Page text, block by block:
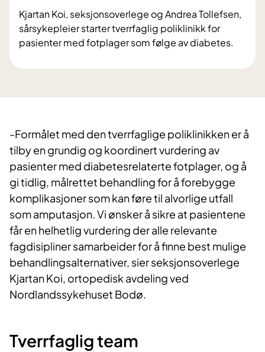
Kjartan Koi, seksjonsoverlege og Andrea Tollefsen,
sårsykepleier starter tverrfaglig poliklinikk for
pasienter med fotplager som følge av diabetes.
-Formålet med den tverrfaglige poliklinikken er å
tilby en grundig og koordinert vurdering av
pasienter med diabetesrelaterte fotplager, og å
gi tidlig, målrettet behandling for å forebygge
komplikasjoner som kan føre til alvorlige utfall
som amputasjon. Vi ønsker å sikre at pasientene
får en helhetlig vurdering der alle relevante
fagdisipliner samarbeider for å finne best mulige
behandlingsalternativer, sier seksjonsoverlege
Kjartan Koi, ortopedisk avdeling ved
Nordlandssykehuset Bodø.
Tverrfaglig team